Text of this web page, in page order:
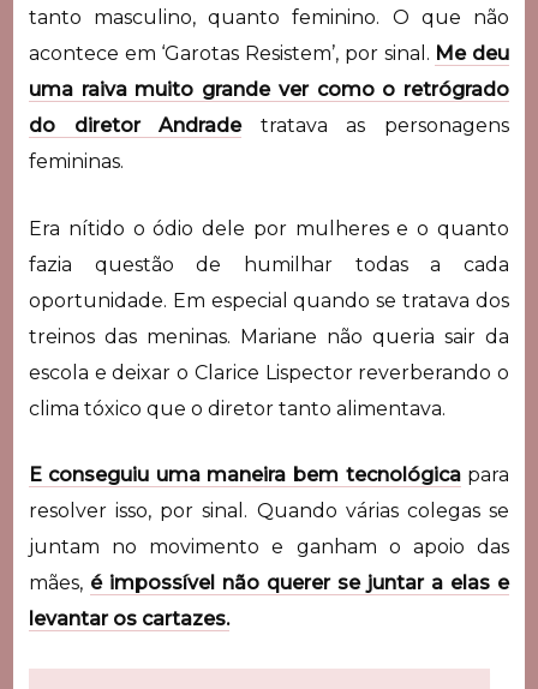
tanto masculino, quanto feminino. O que não
acontece em ‘Garotas Resistem’, por sinal. Me deu
uma raiva muito grande ver como o retrógrado
do diretor Andradetratava as personagens
femininas.
Era nítido o ódio dele por mulheres e o quanto
fazia questão de humilhar todas a cada
oportunidade. Em especial quando se tratava dos
treinos das meninas. Mariane não queria sair da
escola e deixar o Clarice Lispector reverberando o
clima tóxico que o diretor tanto alimentava.
E conseguiu uma maneira bem tecnológicapara
resolver isso, por sinal. Quando várias colegas se
juntam no movimento e ganham o apoio das
mães, é impossível não querer se juntar a elas e
levantar os cartazes.